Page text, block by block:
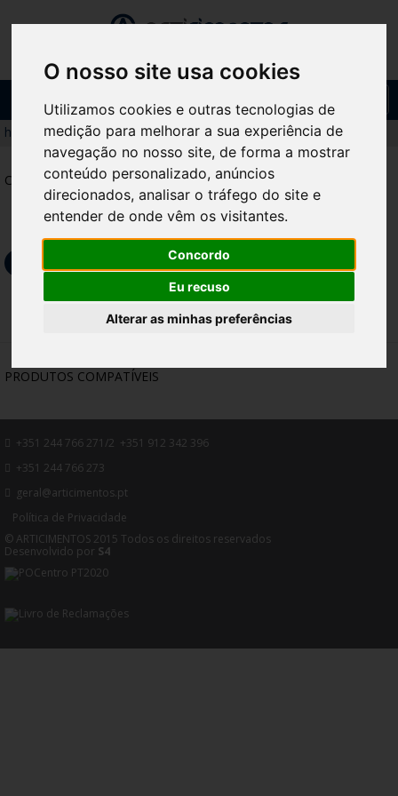
O nosso site usa cookies
Utilizamos cookies e outras tecnologias de
medição para melhorar a sua experiência de
navegação no nosso site, de forma a mostrar
conteúdo personalizado, anúncios
direcionados, analisar o tráfego do site e
entender de onde vêm os visitantes.
Concordo
Eu recuso
Alterar as minhas preferências
home /produtos /diversos/bola gigante
CARACTERÍSTICAS
DOWNLOAD GERAL FICHAS TÉCNICAS
PRODUTOS COMPATÍVEIS
+351 244 766 271/2 +351 912 342 396
+351 244 766 273
geral@articimentos.pt
Política de Privacidade
© ARTICIMENTOS 2015 Todos os direitos reservados
Desenvolvido por S4